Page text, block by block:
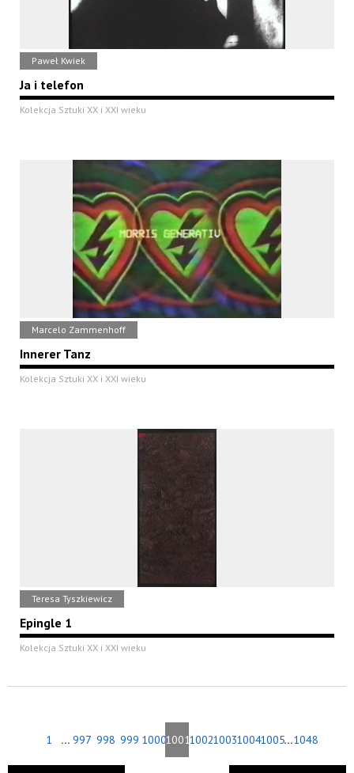
Paweł Kwiek
Ja i telefon
Kolekcja Sztuki XX i XXI wieku
Marcelo Zammenhoff
Innerer Tanz
Kolekcja Sztuki XX i XXI wieku
Teresa Tyszkiewicz
Epingle 1
Kolekcja Sztuki XX i XXI wieku
1 ... 997 998 999 100010011002100310041005...1048